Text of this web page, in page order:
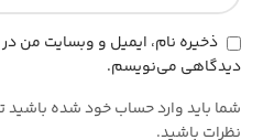
ذخیره نام، ایمیل و وبسایت من در
دیدگاهی می‌نویسم.
شما باید وارد حساب خود شده باشید
نظرات باشید.